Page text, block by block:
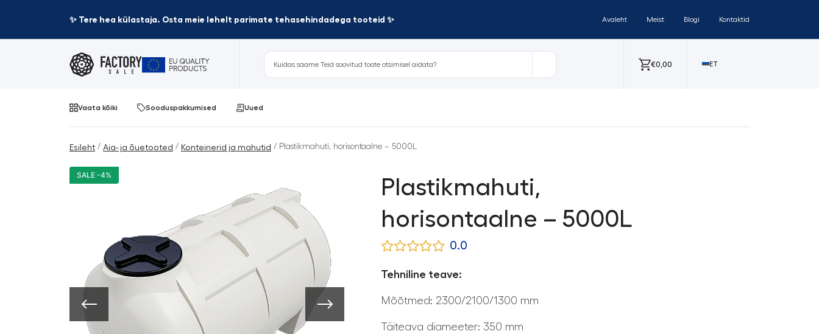
✨ Tere hea külastaja. Osta meie lehelt parimate tehasehindadega tooteid ✨ Avaleht Meist Blogi Kontaktid
€0,00 ET
Vaata kõiki Sooduspakkumised Uued
Esileht / Aia- ja õuetooted / Konteinerid ja mahutid / Plastikmahuti, horisontaalne – 5000L
SALE -4%
Plastikmahuti,
horisontaalne – 5000L
0.0
Tehniline teave:
Mõõtmed: 2300/2100/1300 mm
Täiteava diameeter: 350 mm